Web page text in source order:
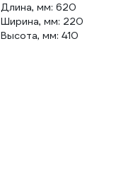
Длина, мм: 620
Ширина, мм: 220
Высота, мм: 410